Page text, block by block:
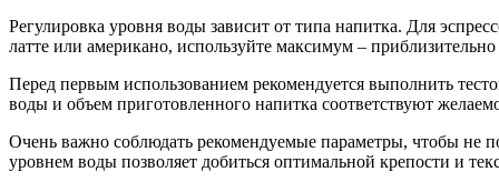
Регулировка уровня воды зависит от типа напитка. Для
латте или американо, используйте максимум –
Перед первым использованием рекомендуется выполнить
воды и объем приготовленного напитка соответствуют
Очень важно соблюдать рекомендуемые параметры, чтобы не
уровнем воды позволяет добиться оптимальной крепости и